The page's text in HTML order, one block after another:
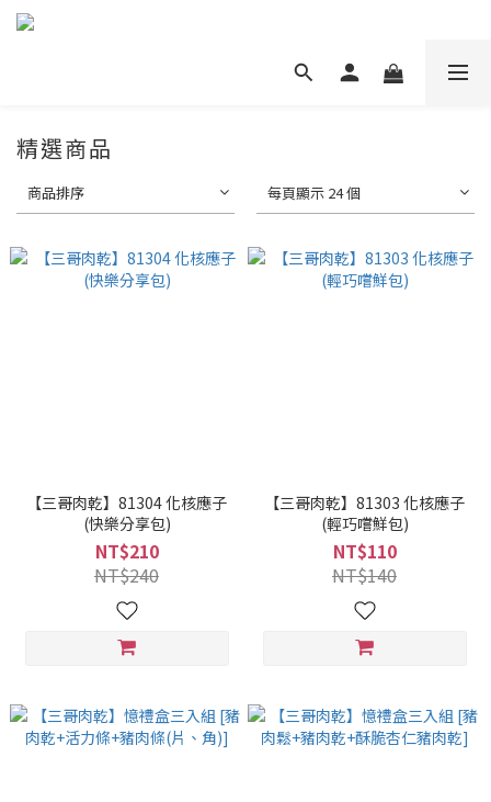
精選商品
商品排序 每頁顯示 24 個
【三哥肉乾】81304 化核應子
(快樂分享包)
NT$210
NT$240
【三哥肉乾】81303 化核應子
(輕巧嚐鮮包)
NT$110
NT$140